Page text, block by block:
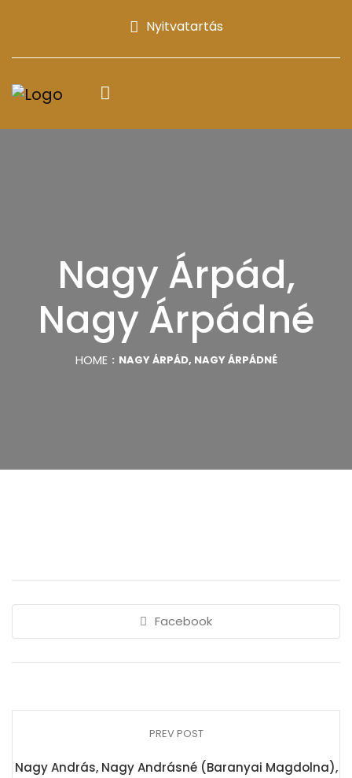
Nyitvatartás
Nagy Árpád,
Nagy Árpádné
HOME NAGY ÁRPÁD, NAGY ÁRPÁDNÉ
Facebook
PREV POST
Nagy András, Nagy Andrásné (Baranyai Magdolna),